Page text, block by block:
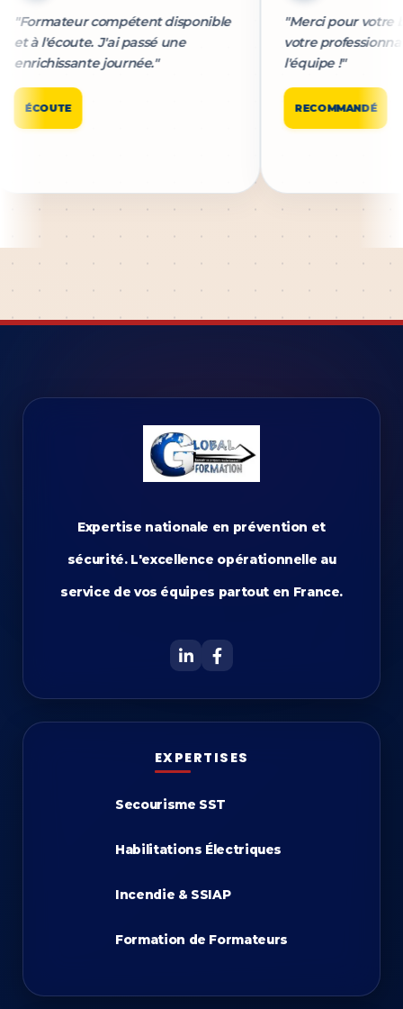
"Formateur compétent disponible
et à l'écoute. J'ai passé une
enrichissante journée."
ÉCOUTE
"Merci pour
votre
l'équipe !"
RECOMMANDÉ
Expertise nationale en prévention et
sécurité. L'excellence opérationnelle au
service de vos équipes partout en France.
EXPERTISES
Secourisme SST
Habilitations Électriques
Incendie & SSIAP
Formation de Formateurs